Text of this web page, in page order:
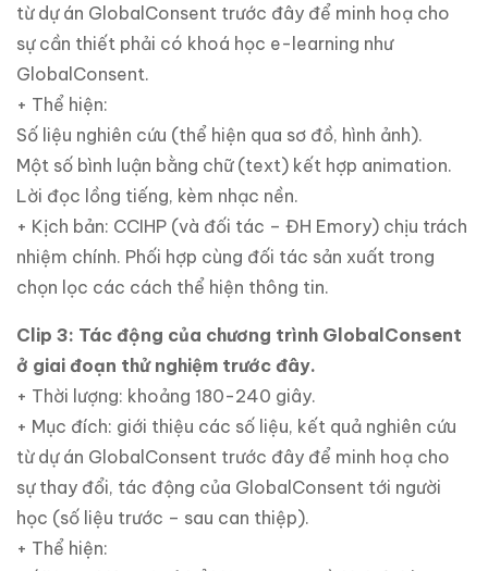
từ dự án GlobalConsent trước đây để minh hoạ cho
sự cần thiết phải có khoá học e-learning như
GlobalConsent.
+ Thể hiện:
Số liệu nghiên cứu (thể hiện qua sơ đồ, hình ảnh).
Một số bình luận bằng chữ (text) kết hợp animation.
Lời đọc lồng tiếng, kèm nhạc nền.
+ Kịch bản: CCIHP (và đối tác – ĐH Emory) chịu trách
nhiệm chính. Phối hợp cùng đối tác sản xuất trong
chọn lọc các cách thể hiện thông tin.
Clip 3: Tác động của chương trình GlobalConsent
ở giai đoạn thử nghiệm trước đây.
+ Thời lượng: khoảng 180-240 giây.
+ Mục đích: giới thiệu các số liệu, kết quả nghiên cứu
từ dự án GlobalConsent trước đây để minh hoạ cho
sự thay đổi, tác động của GlobalConsent tới người
học (số liệu trước – sau can thiệp).
+ Thể hiện: